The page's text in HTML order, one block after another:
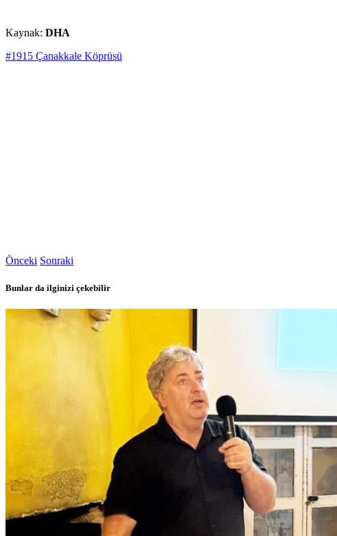
Kaynak: DHA
#1915 Çanakkale Köprüsü
Önceki Sonraki
Bunlar da ilginizi çekebilir